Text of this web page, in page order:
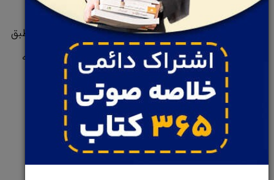
یعنی اگر تو سن 30 سالگی، درآمدتون 50 هزار دلار هست، طبق
این فرمول، ازتون انتظار میرفته که 150 هزار دلار درآمد داشته
اما شما بشنوید و باور نکنید!
همه میدونیم که هرچی سن آدم کمتر باشه درآمد داشتن